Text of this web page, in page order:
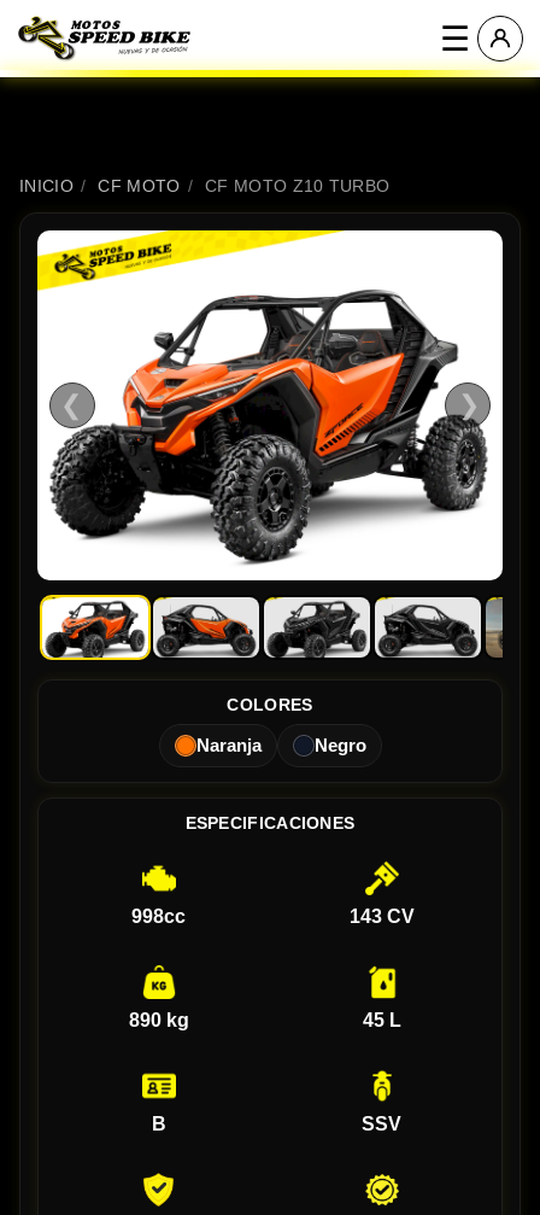
☰
INICIO / CF MOTO / CF MOTO Z10 TURBO
❮ ❯
COLORES
Naranja Negro
ESPECIFICACIONES
998cc 143 CV
890 kg 45 L
B SSV